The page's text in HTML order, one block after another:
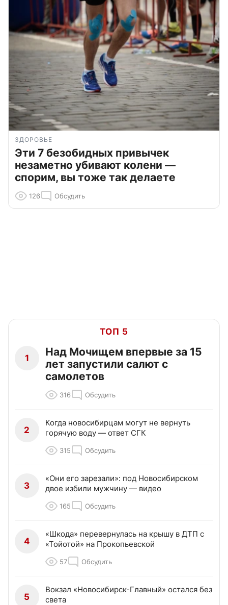
ЗДОРОВЬЕ
Эти 7 безобидных привычек
незаметно убивают колени —
спорим, вы тоже так делаете
126 Обсудить
ТОП 5
1
Над Мочищем впервые за 15
лет запустили салют с
самолетов
316 Обсудить
2
Когда новосибирцам могут не вернуть
горячую воду — ответ СГК
315 Обсудить
3
«Они его зарезали»: под Новосибирском
двое избили мужчину — видео
165 Обсудить
4
«Шкода» перевернулась на крышу в ДТП с
«Тойотой» на Прокопьевской
57 Обсудить
5
Вокзал «Новосибирск-Главный» остался без
света